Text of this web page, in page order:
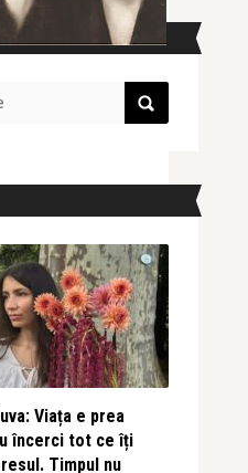
Viața e prea
încerci tot ce îți
Timpul nu